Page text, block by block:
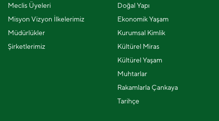
Meclis Üyeleri
Misyon Vizyon İlkelerimiz
Müdürlükler
Şirketlerimiz
Doğal Yapı
Ekonomik Yaşam
Kurumsal Kimlik
Kültürel Miras
Kültürel Yaşam
Muhtarlar
Rakamlarla Çankaya
Tarihçe